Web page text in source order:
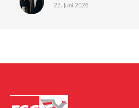
22. Juni 2026